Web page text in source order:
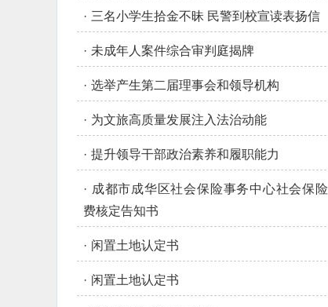
· 三名小学生拾金不昧 民警到校宣读表扬信
· 未成年人案件综合审判庭揭牌
· 选举产生第二届理事会和领导机构
· 为文旅高质量发展注入法治动能
· 提升领导干部政治素养和履职能力
· 成都市成华区社会保险事务中心社会保险
费核定告知书
· 闲置土地认定书
· 闲置土地认定书